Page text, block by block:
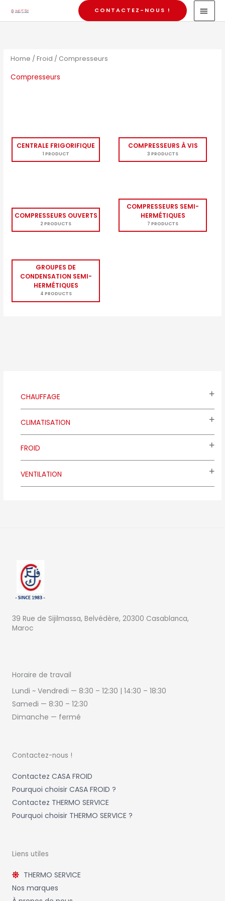
CONTACTEZ-NOUS !
CHAUFFAGE
CLIMATISATION
FROID
VENTILATION
Home /Froid / Compresseurs
Compresseurs
CENTRALE FRIGORIFIQUE
1 PRODUCT
COMPRESSEURS À VIS
3 PRODUCTS
COMPRESSEURS OUVERTS
2 PRODUCTS
COMPRESSEURS SEMI-
HERMÉTIQUES
7 PRODUCTS
GROUPES DE
CONDENSATION SEMI-
HERMÉTIQUES
4 PRODUCTS
39 Rue de Sijilmassa, Belvédère, 20300 Casablanca,
Maroc
Horaire de travail
Lundi ~ Vendredi — 8:30 – 12:30 | 14:30 – 18:30
Samedi — 8:30 – 12:30
Dimanche — fermé
Contactez-nous !
Contactez CASA FROID
Pourquoi choisir CASA FROID ?
Contactez THERMO SERVICE
Pourquoi choisir THERMO SERVICE ?
Liens utiles
THERMO SERVICE
Nos marques